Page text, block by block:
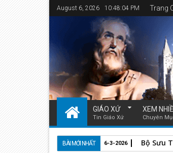
August 6, 2026 10:48:05 PM Trang
GIÁO XỨ
Tin Giáo Xứ
XEM
Chuyên
BÀI MỚI NHẤT Bộ Sưu
6-3-2026